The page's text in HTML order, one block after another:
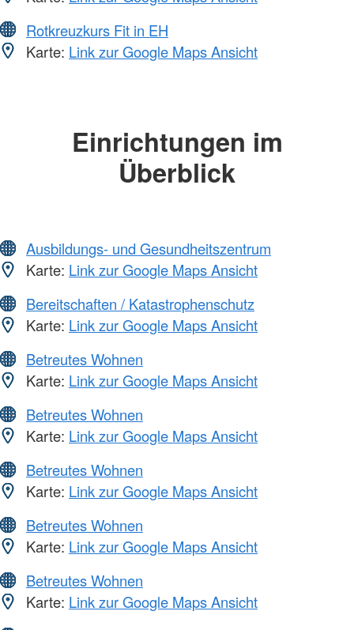
Rotkreuzkurs Fit in EH
Karte: Link zur Google Maps Ansicht
Einrichtungen im
Überblick
Ausbildungs- und Gesundheitszentrum
Karte: Link zur Google Maps Ansicht
Bereitschaften / Katastrophenschutz
Karte: Link zur Google Maps Ansicht
Betreutes Wohnen
Karte: Link zur Google Maps Ansicht
Betreutes Wohnen
Karte: Link zur Google Maps Ansicht
Betreutes Wohnen
Karte: Link zur Google Maps Ansicht
Betreutes Wohnen
Karte: Link zur Google Maps Ansicht
Betreutes Wohnen
Karte: Link zur Google Maps Ansicht